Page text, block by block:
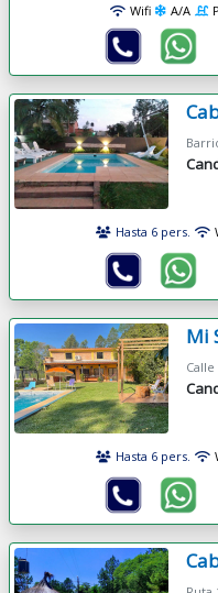
Wifi A/A
Hasta 6 pers.
Mi
Hasta 6 pers.